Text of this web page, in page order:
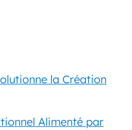
la Création
Alimenté par